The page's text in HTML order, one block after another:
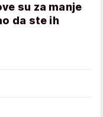
su za manje
da ste ih